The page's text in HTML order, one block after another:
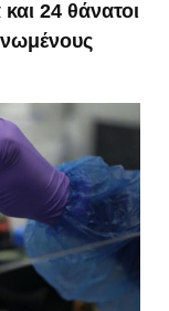
24 θάνατοι